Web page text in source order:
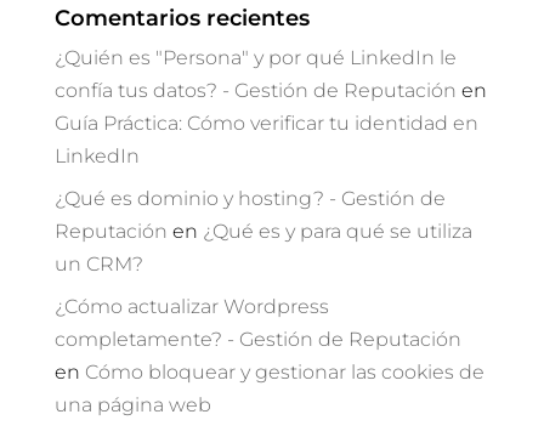
Comentarios recientes
¿Quién es "Persona" y por qué LinkedIn le
confía tus datos? - Gestión de Reputación en
Guía Práctica: Cómo verificar tu identidad en
LinkedIn
¿Qué es dominio y hosting? - Gestión de
Reputación en ¿Qué es y para qué se utiliza
un CRM?
¿Cómo actualizar Wordpress
completamente? - Gestión de Reputación
en Cómo bloquear y gestionar las cookies de
una página web